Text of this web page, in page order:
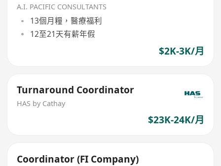
A.I. PACIFIC CONSULTANTS
13個月糧，醫療福利
12至21天有薪年假
$2K-3K/月
Turnaround Coordinator
HAS by Cathay
$23K-24K/月
Coordinator (FI Company)